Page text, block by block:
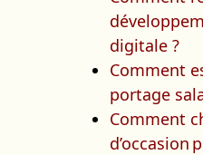
digitale ?
Comment
portage
Comment
d’occasion